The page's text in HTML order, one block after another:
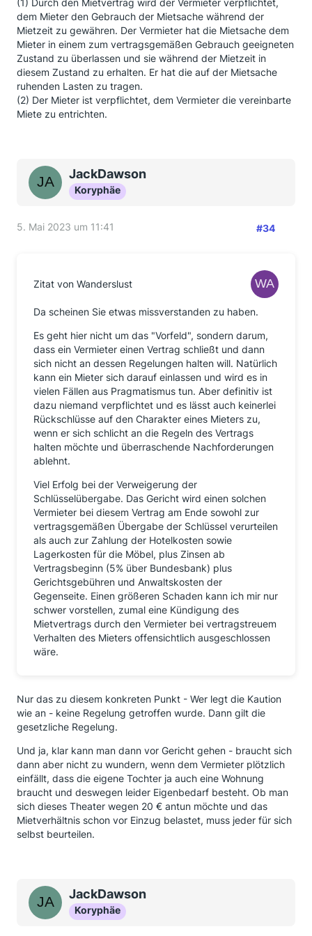
(1) Durch den Mietvertrag wird der Vermieter verpflichtet,
dem Mieter den Gebrauch der Mietsache während der
Mietzeit zu gewähren. Der Vermieter hat die Mietsache dem
Mieter in einem zum vertragsgemäßen Gebrauch geeigneten
Zustand zu überlassen und sie während der Mietzeit in
diesem Zustand zu erhalten. Er hat die auf der Mietsache
ruhenden Lasten zu tragen.
(2) Der Mieter ist verpflichtet, dem Vermieter die vereinbarte
Miete zu entrichten.
JackDawson
Koryphäe
5. Mai 2023 um 11:41 #34
Zitat von Wanderslust
Da scheinen Sie etwas missverstanden zu haben.
Es geht hier nicht um das "Vorfeld", sondern darum,
dass ein Vermieter einen Vertrag schließt und dann
sich nicht an dessen Regelungen halten will. Natürlich
kann ein Mieter sich darauf einlassen und wird es in
vielen Fällen aus Pragmatismus tun. Aber definitiv ist
dazu niemand verpflichtet und es lässt auch keinerlei
Rückschlüsse auf den Charakter eines Mieters zu,
wenn er sich schlicht an die Regeln des Vertrags
halten möchte und überraschende Nachforderungen
ablehnt.
Viel Erfolg bei der Verweigerung der
Schlüsselübergabe. Das Gericht wird einen solchen
Vermieter bei diesem Vertrag am Ende sowohl zur
vertragsgemäßen Übergabe der Schlüssel verurteilen
als auch zur Zahlung der Hotelkosten sowie
Lagerkosten für die Möbel, plus Zinsen ab
Vertragsbeginn (5% über Bundesbank) plus
Gerichtsgebühren und Anwaltskosten der
Gegenseite. Einen größeren Schaden kann ich mir nur
schwer vorstellen, zumal eine Kündigung des
Mietvertrags durch den Vermieter bei vertragstreuem
Verhalten des Mieters offensichtlich ausgeschlossen
wäre.
Nur das zu diesem konkreten Punkt - Wer legt die Kaution
wie an - keine Regelung getroffen wurde. Dann gilt die
gesetzliche Regelung.
Und ja, klar kann man dann vor Gericht gehen - braucht sich
dann aber nicht zu wundern, wenn dem Vermieter plötzlich
einfällt, dass die eigene Tochter ja auch eine Wohnung
braucht und deswegen leider Eigenbedarf besteht. Ob man
sich dieses Theater wegen 20 € antun möchte und das
Mietverhältnis schon vor Einzug belastet, muss jeder für sich
selbst beurteilen.
JackDawson
Koryphäe